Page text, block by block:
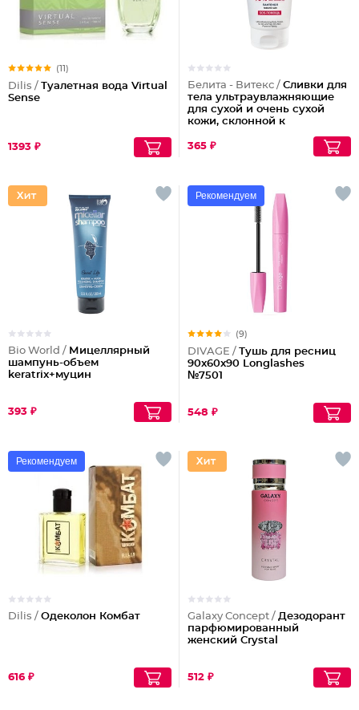
(11)
Dilis / Туалетная вода Virtual
Sense
1393 ₽
Белита - Витекс / Сливки для
тела ультраувлажняющие
для сухой и очень сухой
кожи, склонной к
Panthenol Urea
365 ₽
Bio World / Мицеллярный
шампунь-объем
keratrix+муцин
393 ₽
Рекомендуем
(9)
DIVAGE / Тушь для ресниц
90x60x90 Longlashes
№7501
548 ₽
Рекомендуем
Dilis / Одеколон Комбат
616 ₽
Galaxy Concept / Дезодорант
парфюмированный
женский Crystal
512 ₽